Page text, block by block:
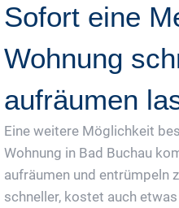
Sofort eine
Wohnung
aufräumen
Eine weitere Möglichkeit
Wohnung in Bad Buchau
aufräumen und entrümpeln
schneller, kostet auch